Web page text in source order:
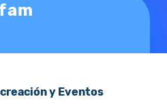
y Eventos